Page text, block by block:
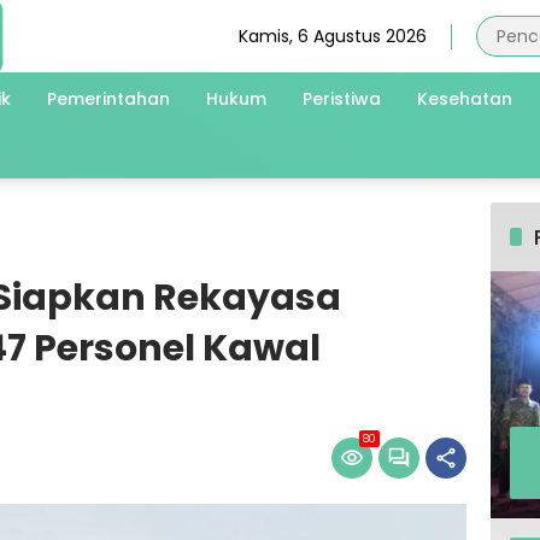
Kamis, 6 Agustus 2026
Pemerintahan Hukum Peristiwa Kesehatan
Rekayasa
Personel Kawal
80